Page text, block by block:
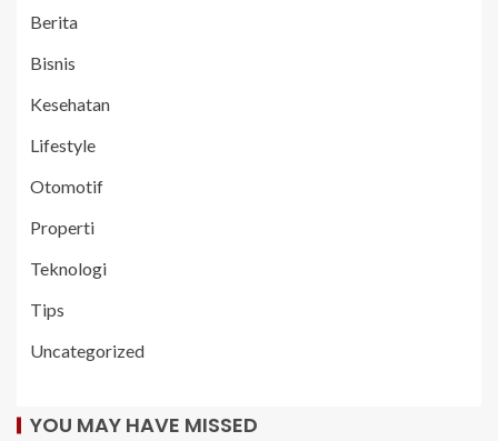
Berita
Bisnis
Kesehatan
Lifestyle
Otomotif
Properti
Teknologi
Tips
Uncategorized
YOU MAY HAVE MISSED